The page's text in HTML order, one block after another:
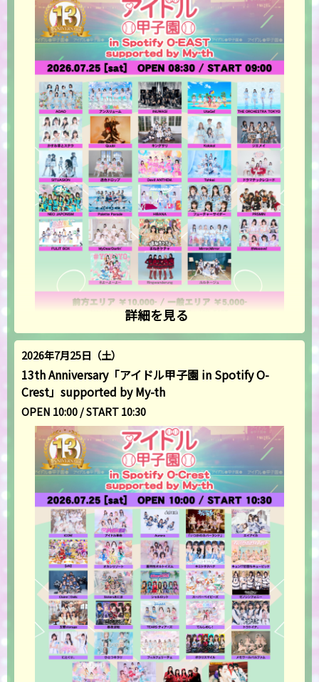
詳細を見る
2026年7月25日（土）
13th Anniversary「アイドル甲子園 in Spotify O-
Crest」supported by My-th
OPEN 10:00 / START 10:30